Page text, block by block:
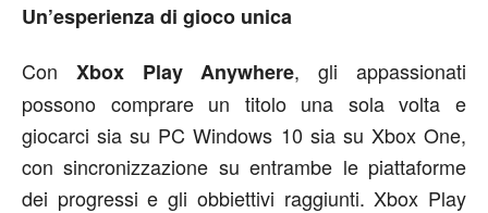
Un’esperienza di gioco unica
Con Xbox Play Anywhere, gli appassionati
possono comprare un titolo una sola volta e
giocarci sia su PC Windows 10 sia su Xbox One,
con sincronizzazione su entrambe le piattaforme
dei progressi e gli obbiettivi raggiunti. Xbox Play